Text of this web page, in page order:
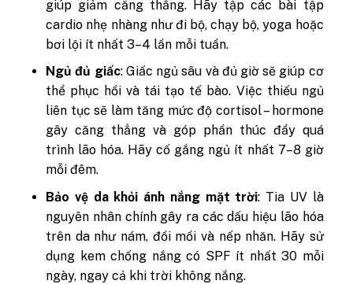
giúp giảm căng thẳng. Hãy tập các bài tập
cardio nhẹ nhàng như đi bộ, chạy bộ, yoga hoặc
bơi lội ít nhất 3–4 lần mỗi tuần.
Ngủ đủ giấc: Giấc ngủ sâu và đủ giờ sẽ giúp cơ
thể phục hồi và tái tạo tế bào. Việc thiếu ngủ
liên tục sẽ làm tăng mức độ cortisol – hormone
gây căng thẳng và góp phần thúc đẩy quá
trình lão hóa. Hãy cố gắng ngủ ít nhất 7–8 giờ
mỗi đêm.
Bảo vệ da khỏi ánh nắng mặt trời: Tia UV là
nguyên nhân chính gây ra các dấu hiệu lão hóa
trên da như nám, đồi mồi và nếp nhăn. Hãy sử
dụng kem chống nắng có SPF ít nhất 30 mỗi
ngày, ngay cả khi trời không nắng.